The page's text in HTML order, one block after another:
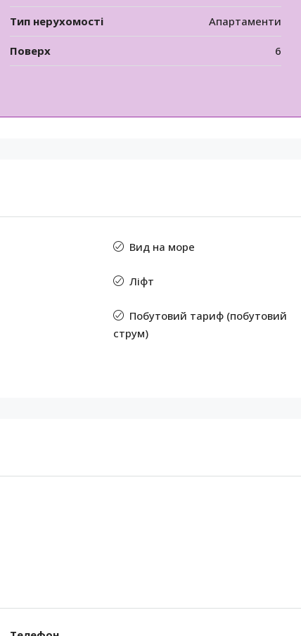
Тип нерухомості Апартаменти
Поверх 6
Вид на море
Ліфт
Побутовий тариф (побутовий
струм)